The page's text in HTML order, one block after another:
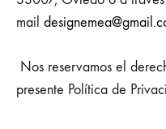
mail
Nos reservamos el
presente Política de